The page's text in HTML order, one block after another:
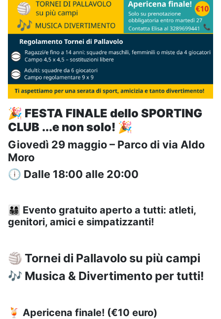
🎉 FESTA FINALE dello SPORTING
CLUB ...e non solo! 🎉
Giovedì 29 maggio – Parco di via Aldo
Moro
🕕 Dalle 18:00 alle 20:00
👨‍👩‍👧‍👦 Evento gratuito aperto a tutti: atleti,
genitori, amici e simpatizzanti!
🏐 Tornei di Pallavolo su più campi
🎶 Musica & Divertimento per tutti!
🍹 Apericena finale! (€10 euro)